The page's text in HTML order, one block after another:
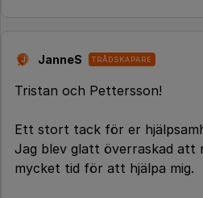
J JanneS TRÅDSKAPARE
Tristan och Pettersson!
Ett stort tack för er
Jag blev glatt överraskad att
mycket tid för att hjälpa mig.